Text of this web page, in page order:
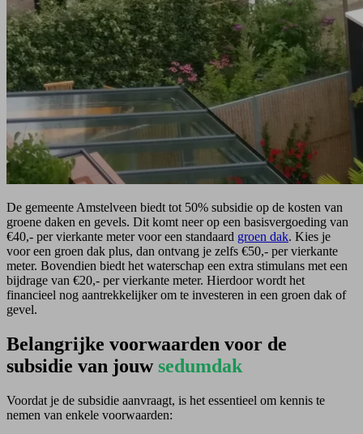
De gemeente Amstelveen biedt tot 50% subsidie op de kosten van
groene daken en gevels. Dit komt neer op een basisvergoeding van
€40,- per vierkante meter voor een standaard groen dak. Kies je
voor een groen dak plus, dan ontvang je zelfs €50,- per vierkante
meter. Bovendien biedt het waterschap een extra stimulans met een
bijdrage van €20,- per vierkante meter. Hierdoor wordt het
financieel nog aantrekkelijker om te investeren in een groen dak of
gevel.
Belangrijke voorwaarden voor de
subsidie van jouwsedumdak
Voordat je de subsidie aanvraagt, is het essentieel om kennis te
nemen van enkele voorwaarden: